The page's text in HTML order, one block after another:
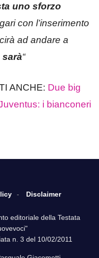
uno sforzo
con l’inserimento
ad andare a
“
ANCHE: Due big
i bianconeri
Disclaimer
editoriale della Testata
n. 3 del 10/02/2011